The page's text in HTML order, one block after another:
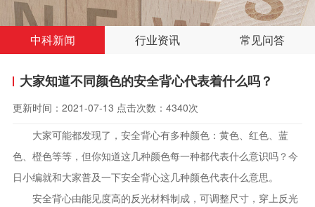
中科新闻 行业资讯 常见问答
大家知道不同颜色的安全背心代表着什么吗？
更新时间： 2021-07-13 点击次数： 4340次
大家可能都发现了，安全背心有多种颜色：黄色、红色、蓝
色、橙色等等，但你知道这几种颜色每一种都代表什么意识吗？今
日小编就和大家普及一下安全背心这几种颜色代表什么意思。
安全背心由能见度高的反光材料制成，可调整尺寸，穿上反光